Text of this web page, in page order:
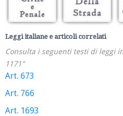
Leggi italiane e articoli correlati
Consulta i seguenti testi di leggi
1171"
Art. 673
Art. 766
Art. 1693